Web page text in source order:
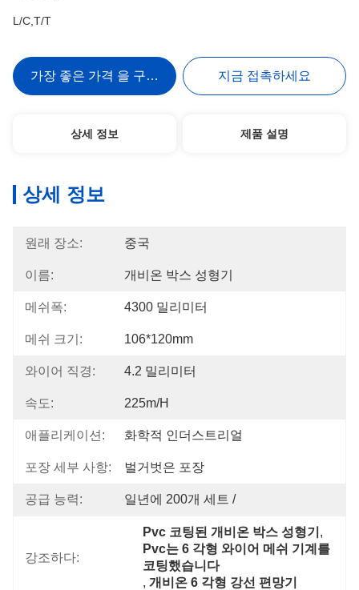
L/C,T/T
가장 좋은 가격 을 구하라 지금 접촉하세요
상세 정보 제품 설명
상세 정보
원래 장소: 중국
이름: 개비온 박스 성형기
메쉬폭: 4300 밀리미터
메쉬 크기: 106*120mm
와이어 직경: 4.2 밀리미터
속도: 225m/h
애플리케이션: 화학적 인더스트리얼
포장 세부 사항: 벌거벗은 포장
공급 능력: 일년에 200개 세트 /
강조하다:
Pvc 코팅된 개비온 박스 성형기 ,
Pvc는 6 각형 와이어 메쉬 기계를
코팅했습니다
, 개비온 6 각형 강선 편망기